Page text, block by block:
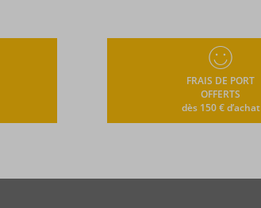
FRAIS DE PORT
OFFERTS
dès 150 € d’achat